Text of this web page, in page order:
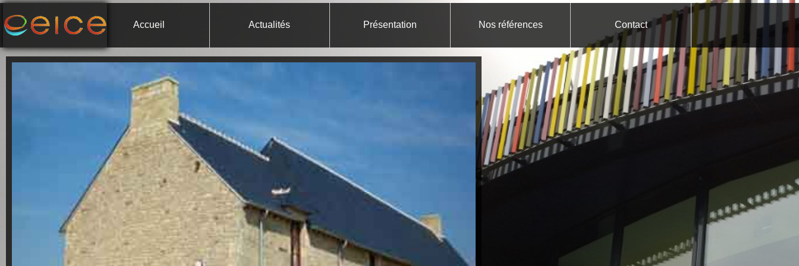
Accueil Actualités Présentation Nos références Contact